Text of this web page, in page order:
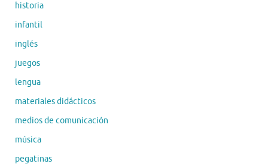
historia
infantil
inglés
juegos
lengua
materiales didácticos
medios de comunicación
música
pegatinas